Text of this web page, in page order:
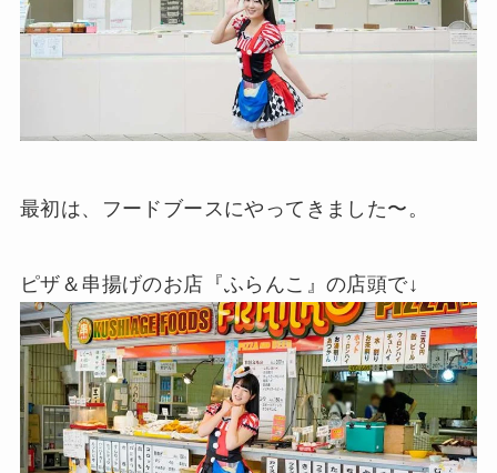
最初は、フードブースにやってきました〜。
ピザ＆串揚げのお店『ふらんこ』の店頭で↓